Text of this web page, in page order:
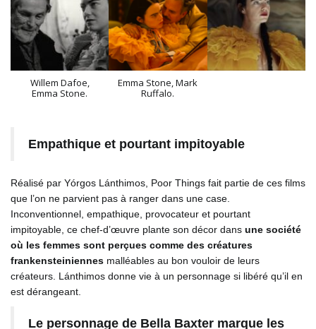
Willem Dafoe,
Emma Stone.
Emma Stone, Mark
Ruffalo.
Empathique et pourtant impitoyable
Réalisé par Yórgos Lánthimos, Poor Things fait partie de ces films
que l’on ne parvient pas à ranger dans une case.
Inconventionnel, empathique, provocateur et pourtant
impitoyable, ce chef-d’œuvre plante son décor dans une société
où les femmes sont perçues comme des créatures
frankensteiniennes malléables au bon vouloir de leurs
créateurs. Lánthimos donne vie à un personnage si libéré qu’il en
est dérangeant.
Le personnage de Bella Baxter marque les